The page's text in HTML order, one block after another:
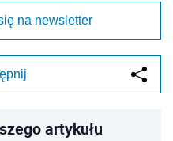
na newsletter
artykułu